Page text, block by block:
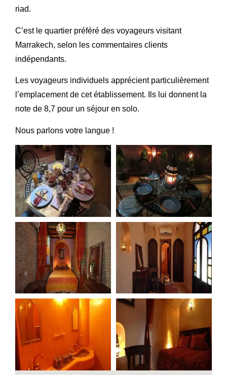
riad.
C’est le quartier préféré des voyageurs visitant
Marrakech, selon les commentaires clients
indépendants.
Les voyageurs individuels apprécient particulièrement
l’emplacement de cet établissement. Ils lui donnent la
note de 8,7 pour un séjour en solo.
Nous parlons votre langue !